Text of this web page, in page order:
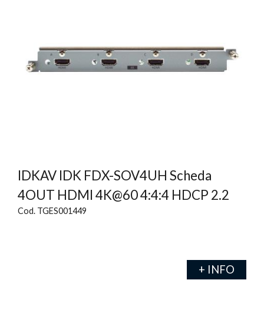
IDKAV IDK FDX-SOV4UH Scheda
4OUT HDMI 4K@60 4:4:4 HDCP 2.2
Cod. TGES001449
+ INFO